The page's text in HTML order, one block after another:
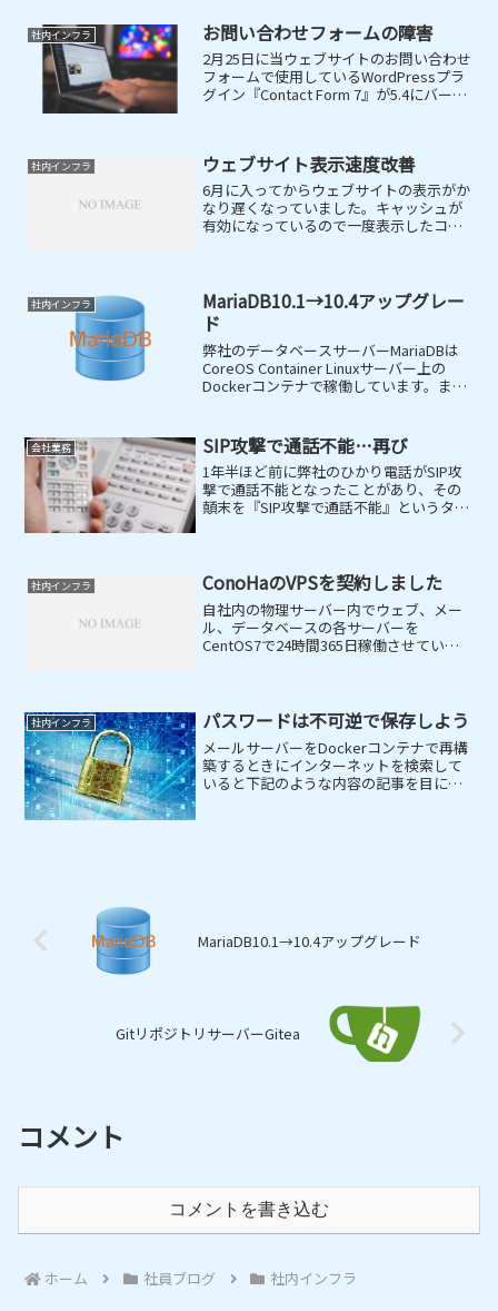
社内インフラ お問い合わせフォームの障害
2月25日に当ウェブサイトのお問い合わせ
フォームで使用しているWordPressプラ
グイン『Contact Form 7』が5.4にバージ
社内インフラ ウェブサイト表示速度改善
6月に入ってからウェブサイトの表示がか
なり遅くなっていました。キャッシュが
有効になっているので一度表示したコン
社内インフラ
MariaDB10.1→10.4アップグレー
ド
弊社のデータベースサーバーMariaDBは
CoreOS Container Linuxサーバー上の
Dockerコンテナで稼働しています。ま
ベー...
会社業務 SIP攻撃で通話不能…再び
1年半ほど前に弊社のひかり電話がSIP攻
撃で通話不能となったことがあり、その
顛末を『SIP攻撃で通話不能』というタイ
社内インフラ ConoHaのVPSを契約しました
自社内の物理サーバー内でウェブ、メー
ル、データベースの各サーバーを
CentOS7で24時間365日稼働させている
用を開始しまし...
社内インフラ パスワードは不可逆で保存しよう
メールサーバーをDockerコンテナで再構
築するときにインターネットを検索して
いると下記のような内容の記事を目にし
MariaDB10.1→10.4アップグレード
GitリポジトリサーバーGitea
コメント
コメントを書き込む
ホーム 社員ブログ 社内インフラ